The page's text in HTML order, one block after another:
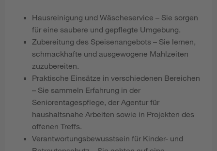
Hausreinigung und Wäscheservice – Sie sorgen
für eine saubere und gepflegte Umgebung.
Zubereitung des Speisenangebots – Sie lernen,
schmackhafte und ausgewogene Mahlzeiten
zuzubereiten.
Praktische Einsätze in verschiedenen Bereichen
– Sie sammeln Erfahrung in der
Seniorentagespflege, der Agentur für
haushaltsnahe Arbeiten sowie in Projekten des
offenen Treffs.
Verantwortungsbewusstsein für Kinder- und